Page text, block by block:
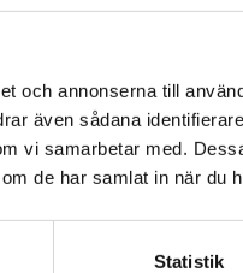
och annonserna till
även sådana
vi samarbetar med.
de har samlat in när du
Statistik